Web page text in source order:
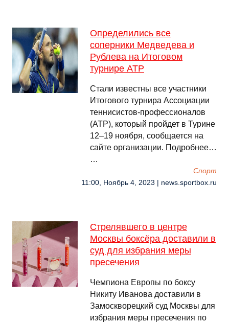
Определились все
соперники Медведева и
Рублева на Итоговом
турнире АТР
Стали известны все участники
Итогового турнира Ассоциации
теннисистов‑профессионалов
(АТР), который пройдет в Турине
12–19 ноября, сообщается на
сайте организации. Подробнее…
…
Спорт
11:00, Ноябрь 4, 2023 | news.sportbox.ru
Стрелявшего в центре
Москвы боксёра доставили в
суд для избрания меры
пресечения
Чемпиона Европы по боксу
Никиту Иванова доставили в
Замоскворецкий суд Москвы для
избрания меры пресечения по